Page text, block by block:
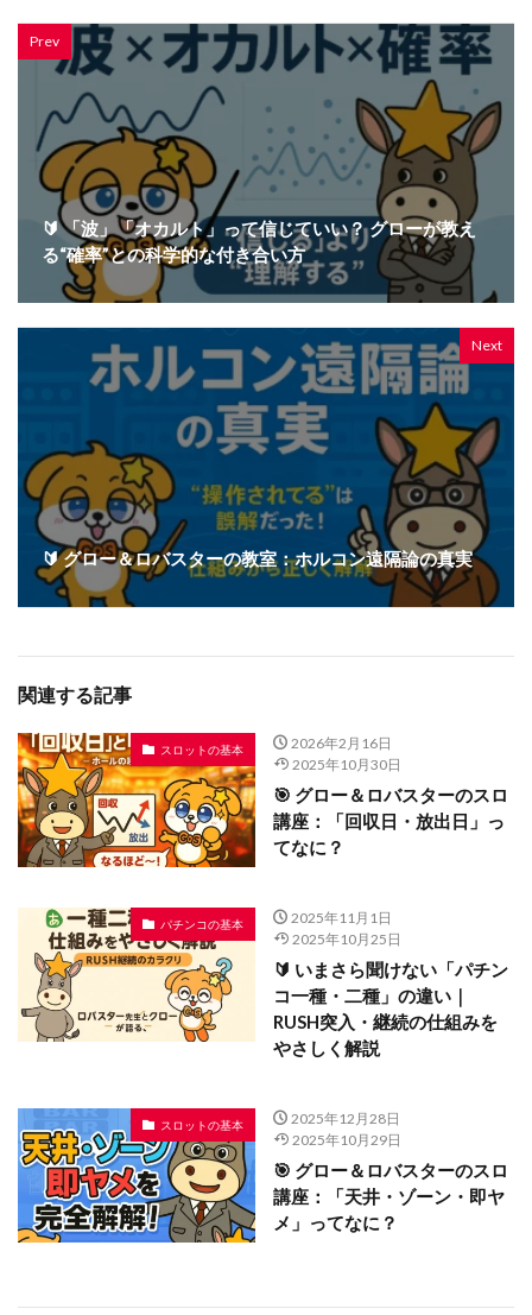
Prev
🔰 「波」「オカルト」って信じていい？ グローが教え
る“確率”との科学的な付き合い方
Next
🔰 グロー＆ロバスターの教室：ホルコン遠隔論の真実
関連する記事
スロットの基本
2026年2月16日
2025年10月30日
🎯 グロー＆ロバスターのスロ
講座：「回収日・放出日」っ
てなに？
パチンコの基本
2025年11月1日
2025年10月25日
🔰 いまさら聞けない「パチン
コ一種・二種」の違い｜
RUSH突入・継続の仕組みを
やさしく解説
スロットの基本
2025年12月28日
2025年10月29日
🎯 グロー＆ロバスターのスロ
講座：「天井・ゾーン・即ヤ
メ」ってなに？